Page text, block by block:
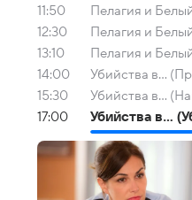
11:50
Пелагия и
12:30
Пелагия и
13:10
Пелагия и
14:00
Убийства в...
15:30
Убийства в...
17:00
Убийства в...